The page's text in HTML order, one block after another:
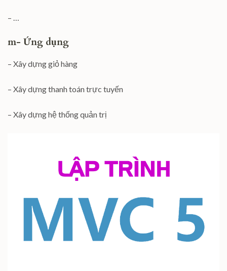
– …
m- Ứng dụng
– Xây dựng giỏ hàng
– Xây dựng thanh toán trực tuyến
– Xây dựng hệ thống quản trị